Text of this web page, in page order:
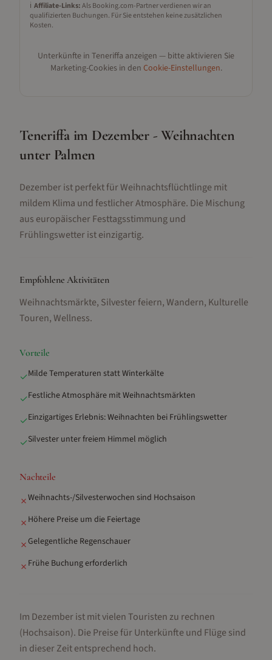
ℹ️ Affiliate-Links:Als Booking.com-Partner verdienen wir an
qualifizierten Buchungen. Für Sie entstehen keine zusätzlichen
Kosten.
Unterkünfte in Teneriffa anzeigen — bitte aktivieren Sie
Marketing-Cookies in den Cookie-Einstellungen.
Teneriffa im Dezember - Weihnachten
unter Palmen
Dezember ist perfekt für Weihnachtsflüchtlinge mit
mildem Klima und festlicher Atmosphäre. Die Mischung
aus europäischer Festtagsstimmung und
Frühlingswetter ist einzigartig.
Empfohlene Aktivitäten
Weihnachtsmärkte, Silvester feiern, Wandern, Kulturelle
Touren, Wellness.
Vorteile
✓Milde Temperaturen statt Winterkälte
✓Festliche Atmosphäre mit Weihnachtsmärkten
✓Einzigartiges Erlebnis: Weihnachten bei Frühlingswetter
✓Silvester unter freiem Himmel möglich
Nachteile
✗Weihnachts-/Silvesterwochen sind Hochsaison
✗ Höhere Preise um die Feiertage
✗Gelegentliche Regenschauer
✗ Frühe Buchung erforderlich
Im Dezember ist mit vielen Touristen zu rechnen
(Hochsaison). Die Preise für Unterkünfte und Flüge sind
in dieser Zeit entsprechend hoch.